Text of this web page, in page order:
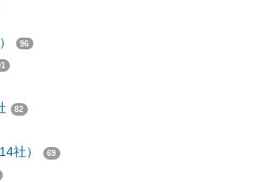
96
82
社） 69